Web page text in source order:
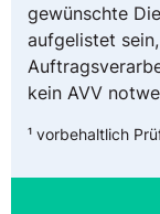
gewünschte
aufgelistet
kein AVV
¹ vorbehaltlich